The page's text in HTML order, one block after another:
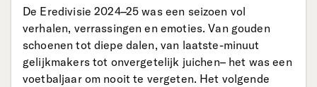
De Eredivisie 2024–25 was een seizoen vol
verhalen, verrassingen en emoties. Van gouden
schoenen tot diepe dalen, van laatste-minuut
gelijkmakers tot onvergetelijk juichen– het was een
voetbaljaar om nooit te vergeten. Het volgende